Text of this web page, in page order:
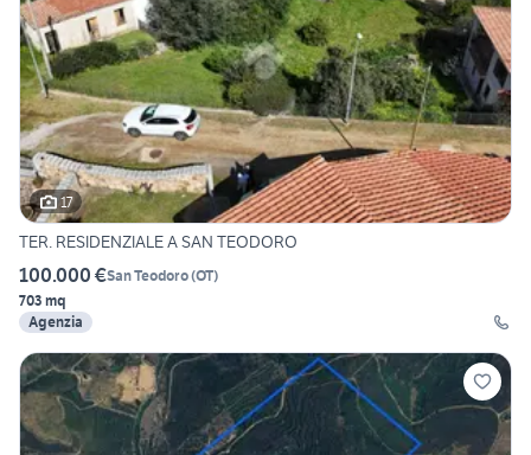
17
TER. RESIDENZIALE A SAN TEODORO
100.000 €San Teodoro(OT)
703 mq
Agenzia